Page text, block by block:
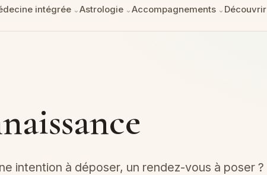
intégrée Astrologie Accompagnements Découvrir
intention à déposer, un rendez-vous à poser ?